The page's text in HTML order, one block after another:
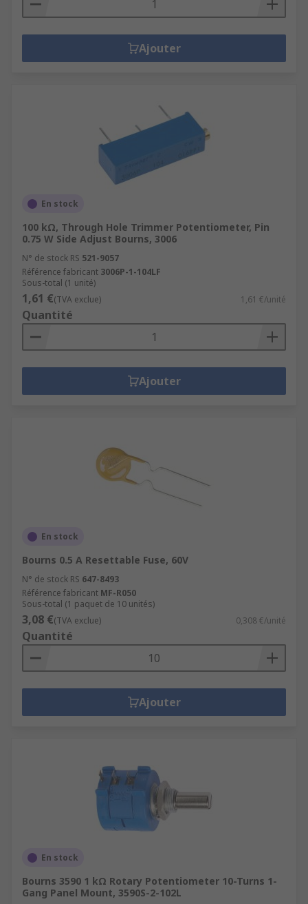
Ajouter
En stock
100 kΩ, Through Hole Trimmer Potentiometer, Pin
0.75 W Side Adjust Bourns, 3006
N° de stock RS 521-9057
Référence fabricant 3006P-1-104LF
Sous-total (1 unité)
1,61 €(TVA exclue) 1,61 €/unité
Quantité
Ajouter
En stock
Bourns 0.5 A Resettable Fuse, 60V
N° de stock RS 647-8493
Référence fabricant MF-R050
Sous-total (1 paquet de 10 unités)
3,08 €(TVA exclue) 0,308 €/unité
Quantité
Ajouter
En stock
Bourns 3590 1 kΩ Rotary Potentiometer 10-Turns 1-
Gang Panel Mount, 3590S-2-102L